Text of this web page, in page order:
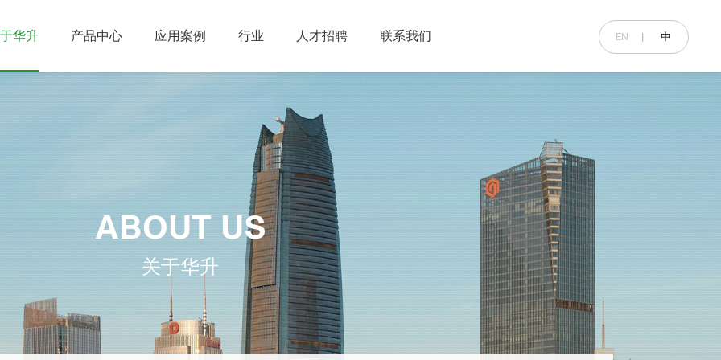
EN 中
华升 产品中心 应用案例 行业 人才招聘 联系我们
ABOUT US
关于华升